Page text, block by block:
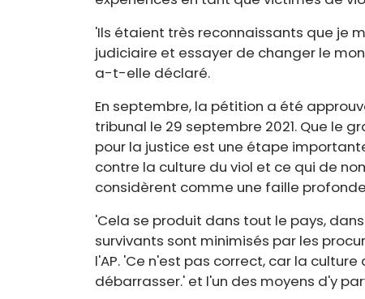
'Ils étaient très reconnaissants que je
judiciaire et essayer de changer le
a-t-elle déclaré.
En septembre, la pétition a été
tribunal le 29 septembre 2021. Que le
pour la justice est une étape
contre la culture du viol et ce qui de
considèrent comme une faille
'Cela se produit dans tout le pays,
survivants sont minimisés par les
l'AP. 'Ce n'est pas correct, car la
débarrasser.' et l'un des moyens d'y